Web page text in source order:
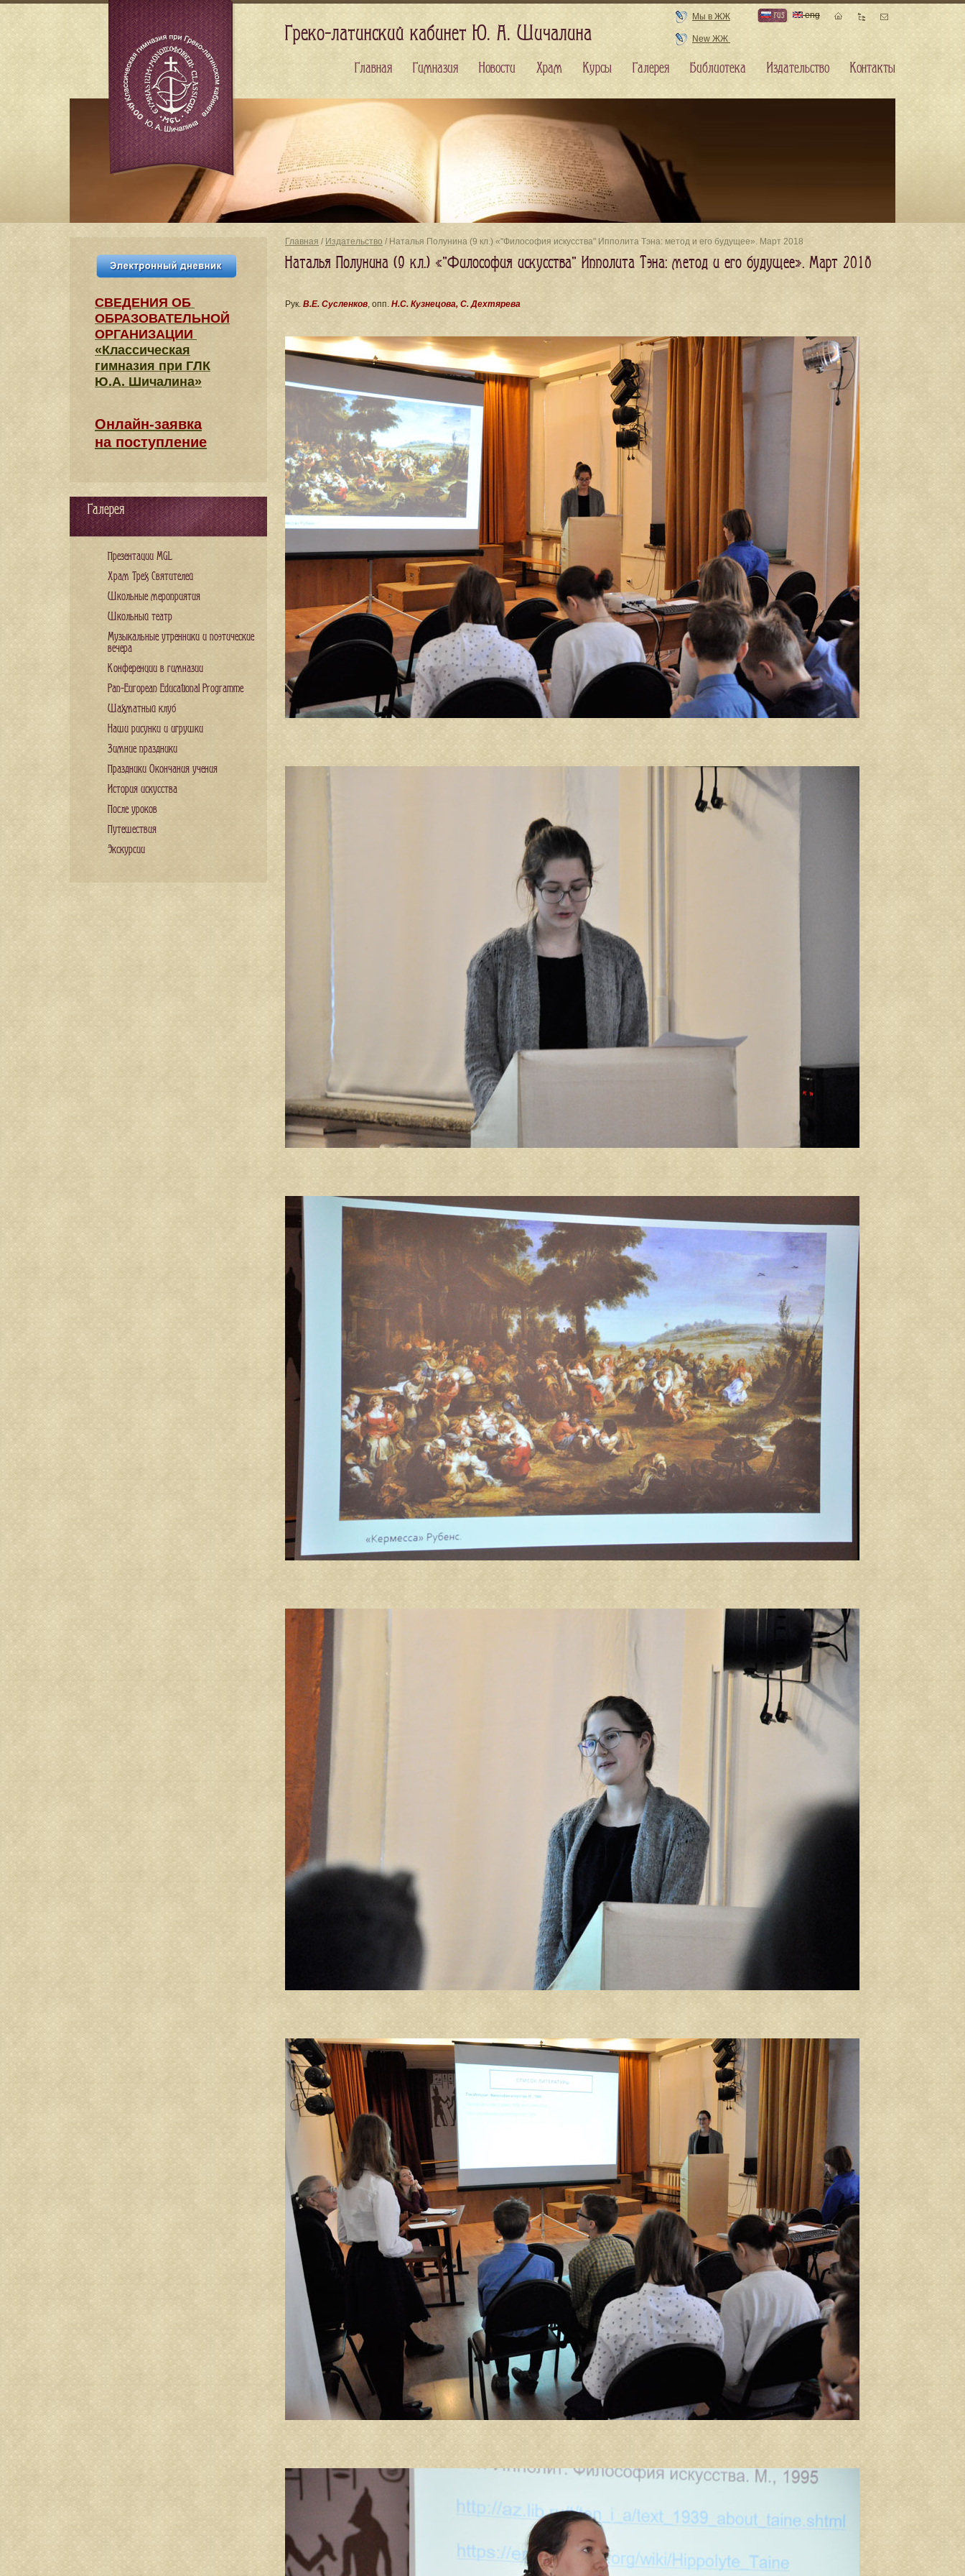
Главная / Издательство / Наталья Полунина (9 кл.) «"Философия искусства" Ипполита Тэна: метод и его будущее». Март 2018
Наталья Полунина (9 кл.) «"Философия искусства" Ипполита Тэна: метод и его будущее». Март 2018
Рук. В.Е. Сусленков, опп. Н.С. Кузнецова, С. Дехтярева
СВЕДЕНИЯ​ ОБ
ОБРАЗОВАТЕЛЬНОЙ
ОРГАНИЗАЦИИ
«Классическая
гимназия при ГЛК
Ю.А. Шичалина»
Онлайн-заявка
на поступление
Галерея
Презентации MGL
Храм Трех Святителей
Школьные мероприятия
Школьный театр
Музыкальные утренники и поэтические
вечера
Конференции в гимназии
Pan-European Educational Programme
Шахматный клуб
Наши рисунки и игрушки
Зимние праздники
Праздники Окончания учения
История искусства
После уроков
Путешествия
Экскурсии
Греко-латинский кабинет Ю. А. Шичалина
Мы в ЖЖ
New ЖЖ
rus eng
Главная Гимназия Новости Храм Курсы Галерея Библиотека Издательство Контакты